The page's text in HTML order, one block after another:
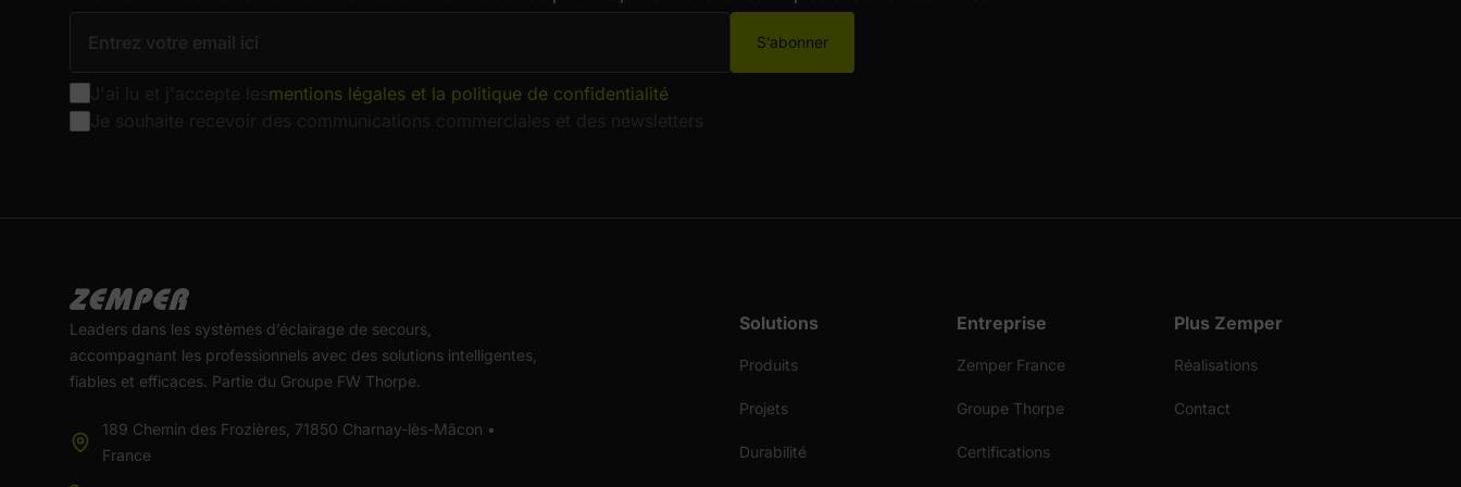
S’abonner
mentions légales et la politique de confidentialité
Leaders dans les systèmes d’éclairage de secours,
accompagnant les professionnels avec des solutions intelligentes,
fiables et efficaces. Partie du Groupe FW Thorpe.
189 Chemin des Frozières, 71850 Charnay-lès-Mâcon •
France
Solutions
Produits
Projets
Durabilité
Entreprise
Zemper France
Groupe Thorpe
Certifications
Plus Zemper
Réalisations
Contact